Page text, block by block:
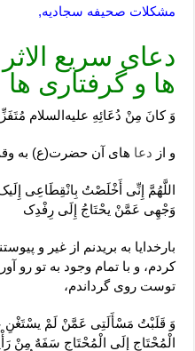
مشکلات صحیفه سجادیه,
دعای سریع
ها و گرفتاری
وَ کانَ مِنْ دُعَائِهِ علیه‌السلام
و از دعا های آن حضرت(ع) به
اللَّهُمَّ إِنِّی أَخْلَصْتُ بِانْقِطَاعِی
وَجْهِی عَمَّنْ یحْتَاجُ إِلَی رِفْدِک
بارخدایا به بریدنم از غیر و
کردم، و با تمام وجود به تو رو
توست روی گرداندم،
وَ قَلَبْتُ مَسْأَلَتِی عَمَّنْ لَمْ
الْمُحْتَاجِ إِلَی الْمُحْتَاجِ سَفَهٌ مِنْ